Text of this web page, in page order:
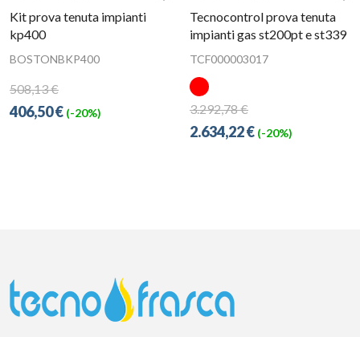
Kit prova tenuta impianti
kp400
BOSTONBKP400
508,13 €
406,50 € (-20%)
Tecnocontrol prova tenuta
impianti gas st200pt e st339
TCF000003017
3.292,78 €
2.634,22 € (-20%)